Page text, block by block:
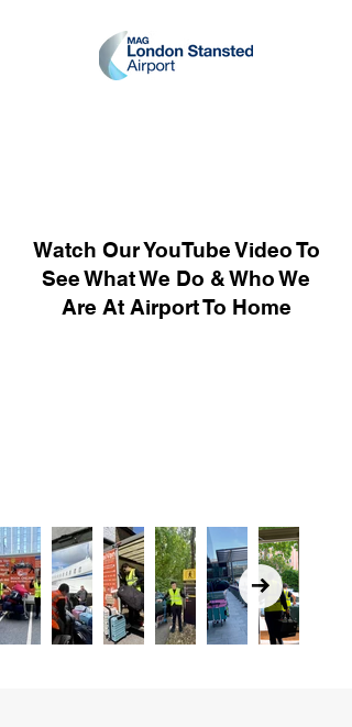
Watch Our YouTube Video To
See What We Do & Who We
Are At Airport To Home